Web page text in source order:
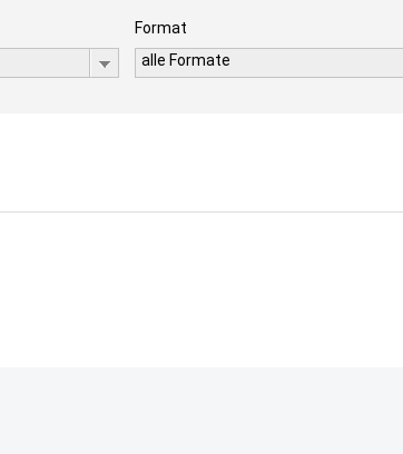
Format
alle Formate